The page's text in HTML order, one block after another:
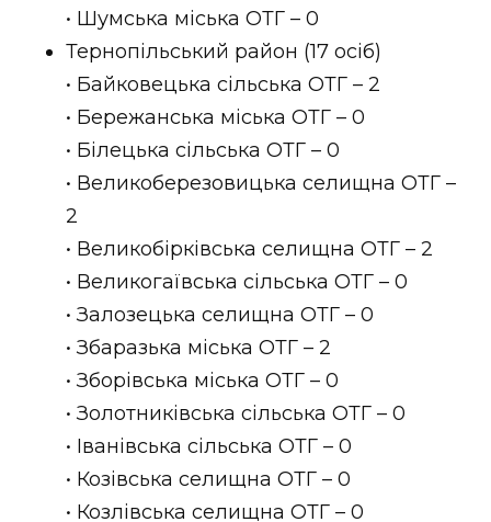
• Шумська міська ОТГ – 0
Тернопільський район (17 осіб)
• Байковецька сільська ОТГ – 2
• Бережанська міська ОТГ – 0
• Білецька сільська ОТГ – 0
• Великоберезовицька селищна ОТГ –
2
• Великобірківська селищна ОТГ – 2
• Великогаївська сільська ОТГ – 0
• Залозецька селищна ОТГ – 0
• Збаразька міська ОТГ – 2
• Зборівська міська ОТГ – 0
• Золотниківська сільська ОТГ – 0
• Іванівська сільська ОТГ – 0
• Козівська селищна ОТГ – 0
• Козлівська селищна ОТГ – 0